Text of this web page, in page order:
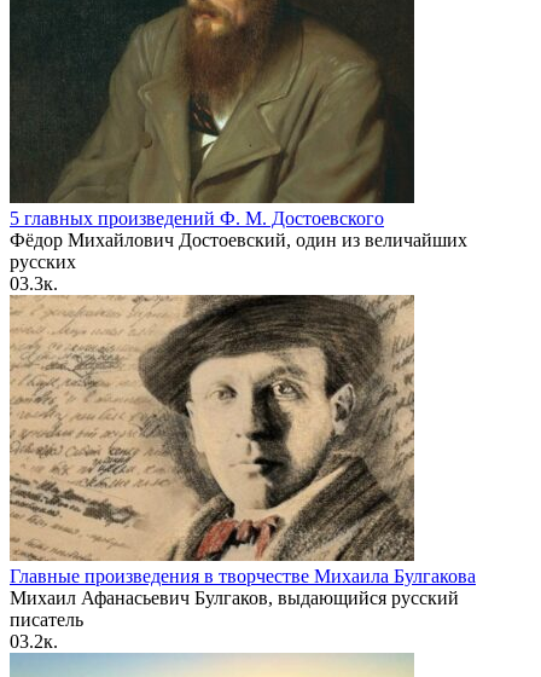
5 главных произведений Ф. М. Достоевского
Фёдор Михайлович Достоевский, один из величайших
русских
03.3к.
Главные произведения в творчестве Михаила Булгакова
Михаил Афанасьевич Булгаков, выдающийся русский
писатель
03.2к.